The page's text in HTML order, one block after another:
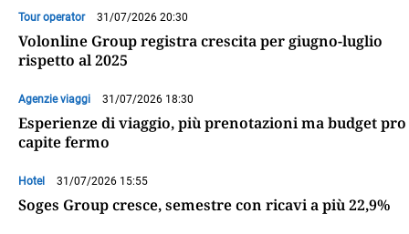
Tour operator 31/07/2026 20:30
Volonline Group registra crescita per giugno-luglio
rispetto al 2025
Agenzie viaggi 31/07/2026 18:30
Esperienze di viaggio, più prenotazioni ma budget pro
capite fermo
Hotel 31/07/2026 15:55
Soges Group cresce, semestre con ricavi a più 22,9%